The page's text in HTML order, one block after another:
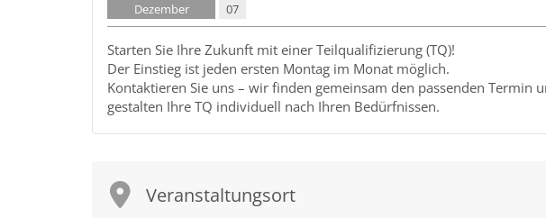
Dezember
07
Starten Sie Ihre Zukunft mit einer Teilqualifizierung (TQ)!
Der Einstieg ist jeden ersten Montag im Monat möglich.
Kontaktieren Sie uns – wir finden gemeinsam den passenden Termin
gestalten Ihre TQ individuell nach Ihren Bedürfnissen.
Veranstaltungsort